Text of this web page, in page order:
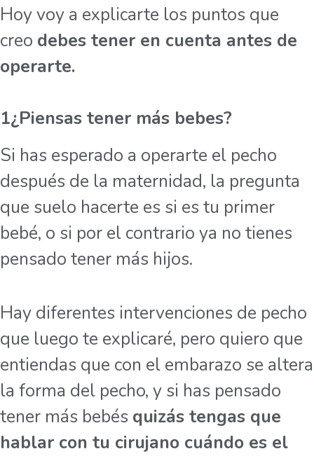
Hoy voy a explicarte los puntos que
creo debes tener en cuenta antes de
operarte.
1¿Piensas tener más bebes?
Si has esperado a operarte el pecho
después de la maternidad, la pregunta
que suelo hacerte es si es tu primer
bebé, o si por el contrario ya no tienes
pensado tener más hijos.
Hay diferentes intervenciones de pecho
que luego te explicaré, pero quiero que
entiendas que con el embarazo se altera
la forma del pecho, y si has pensado
tener más bebés quizás tengas que
hablar con tu cirujano cuándo es el